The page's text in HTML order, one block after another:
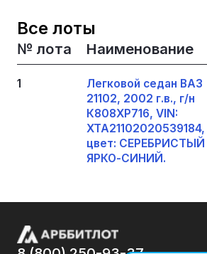
Все лоты
№ лота Наименование
1
Легковой седан ВАЗ
21102, 2002 г.в., г/н
К808ХР716, VIN:
XTA21102020539184,
цвет: СЕРЕБРИСТЫЙ
ЯРКО-СИНИЙ.